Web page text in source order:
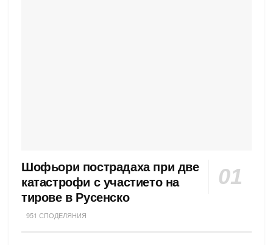
Шофьори пострадаха при две
катастрофи с участието на
тирове в Русенско
951 СПОДЕЛЯНИЯ